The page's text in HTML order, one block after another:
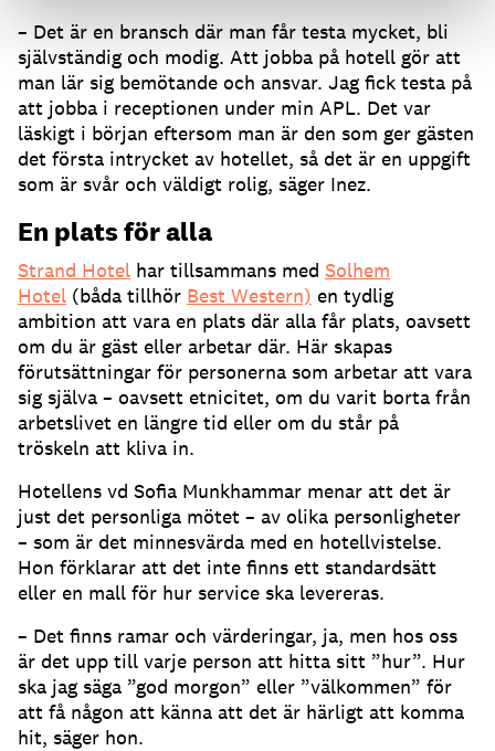
– Det är en bransch där man får testa mycket, bli
självständig och modig. Att jobba på hotell gör att
man lär sig bemötande och ansvar. Jag fick testa på
att jobba i receptionen under min APL. Det var
läskigt i början eftersom man är den som ger gästen
det första intrycket av hotellet, så det är en uppgift
som är svår och väldigt rolig, säger Inez.
En plats för alla
Strand Hotel har tillsammans med Solhem
Hotel (båda tillhör Best Western) en tydlig
ambition att vara en plats där alla får plats, oavsett
om du är gäst eller arbetar där. Här skapas
förutsättningar för personerna som arbetar att vara
sig själva – oavsett etnicitet, om du varit borta från
arbetslivet en längre tid eller om du står på
tröskeln att kliva in.
Hotellens vd Sofia Munkhammar menar att det är
just det personliga mötet – av olika personligheter
– som är det minnesvärda med en hotellvistelse.
Hon förklarar att det inte finns ett standardsätt
eller en mall för hur service ska levereras.
– Det finns ramar och värderingar, ja, men hos oss
är det upp till varje person att hitta sitt ”hur”. Hur
ska jag säga ”god morgon” eller ”välkommen” för
att få någon att känna att det är härligt att komma
hit, säger hon.